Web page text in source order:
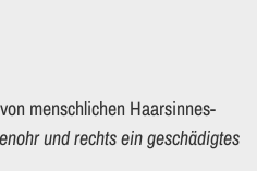
mensch­li­chen Haarsinnes­
und rechts ein ge­schä­dig­tes